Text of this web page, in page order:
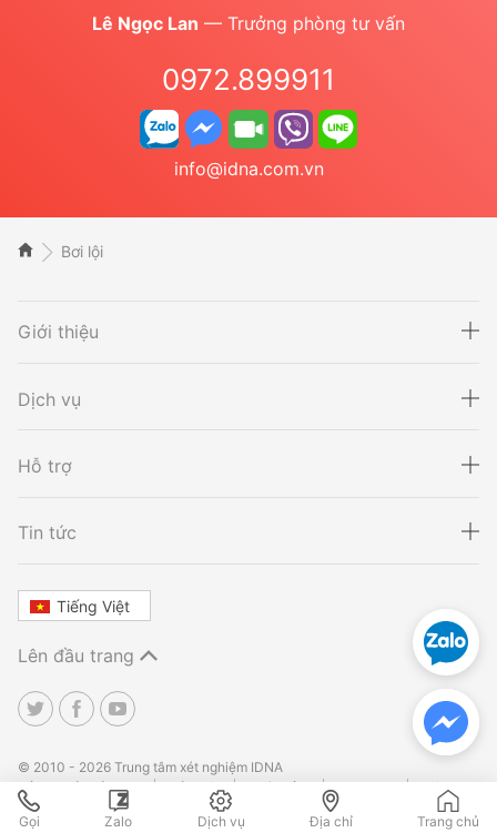
Đà Nẵng
Xét nghiệm khai sinh
Thalassemia
Đà Nẵng
Gọi Zalo Dịch vụ Địa chỉ Trang chủ
Lê Ngọc Lan — Trưởng phòng tư vấn
0972.899911
info@idna.com.vn
Bơi lội
Giới thiệu
Dịch vụ
Hỗ trợ
Tin tức
Tiếng Việt
Lên đầu trang
© 2010 - 2026 Trung tâm xét nghiệm IDNA
Điều khoản sử dụng
Bảo mật Hoàn tiền
Liên
hệ